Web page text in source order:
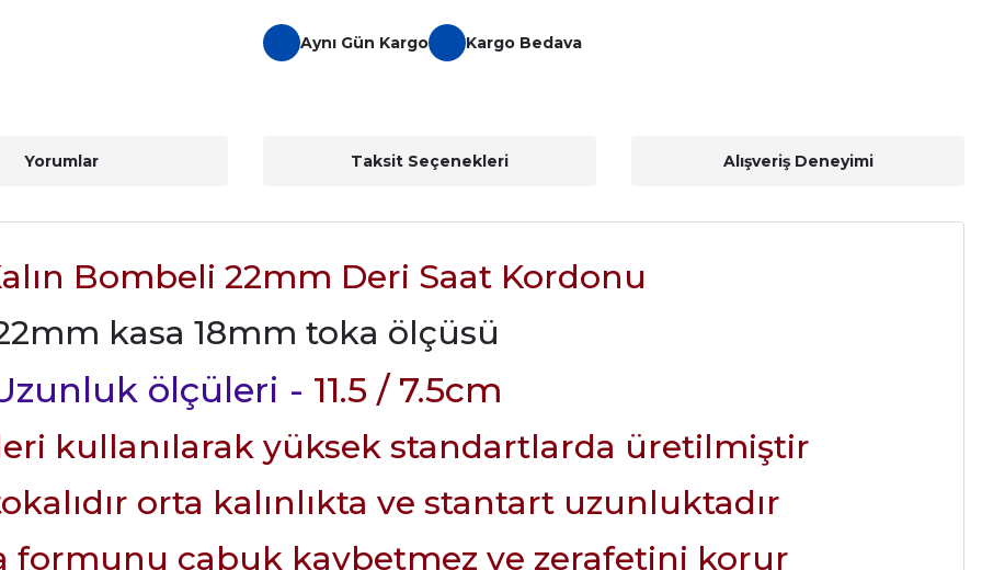
Aynı Gün Kargo Kargo Bedava
Yorumlar Taksit Seçenekleri Alışveriş Deneyimi
Bombeli 22mm Deri Saat Kordonu
kasa 18mm toka ölçüsü
ölçüleri - 11.5 / 7.5cm
kullanılarak yüksek standartlarda üretilmiştir
orta kalınlıkta ve stantart uzunluktadır
formunu çabuk kaybetmez ve zerafetini korur